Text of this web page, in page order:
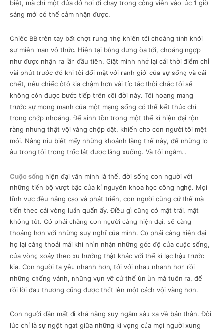
biệt, mà chỉ một đứa dở hơi đi chạy trong công viên vào lúc 1 giờ
sáng mới có thể cảm nhận được.
Chiếc BB trên tay bất chợt rung nhẹ khiến tôi choàng tỉnh khỏi
sự miên man vô thức. Hiện tại bỗng dưng òa tới, choáng ngợp
như được nhận ra lần đầu tiên. Giật mình nhớ lại cái thời điểm chỉ
vài phút trước đó khi tôi đối mặt với ranh giới của sự sống và cái
chết, nếu chiếc ôtô kia chậm hơn vài tíc tắc thôi chắc tôi sẽ
không còn được bước tiếp trên cõi đời này. Tôi hoang mang
trước sự mong manh của một mạng sống có thể kết thúc chỉ
trong chớp nhoáng. Để sinh tồn trong một thế kỉ hiện đại rộn
ràng nhưng thật vội vàng chộp dật, khiến cho con người tôi mệt
mỏi. Nâng niu biết mấy những khoảnh lặng thế này, để những lo
âu trong tôi trong trốc lát được lắng xuống. Và tôi ngẫm…
Cuộc sống hiện đại văn minh là thế, đời sống con người với
những tiến bộ vượt bậc của kỉ nguyên khoa học công nghệ. Mọi
lĩnh vực đều nâng cao và phát triển, con người cũng cứ thế mà
tiến theo cái vòng luẩn quẩn ấy. Điều gì cũng có mặt trái, mặt
không tốt. Có phải chăng con người càng hiện đại, sẽ càng
thoáng hơn với những suy nghĩ của mình. Có phải càng hiện đại
họ lại càng thoải mái khi nhìn nhận những góc độ của cuộc sống,
của vòng xoáy theo xu hướng thật khác với thế kỉ lạc hậu trước
kia. Con người ta yêu nhanh hơn, tới với nhau nhanh hơn rồi
những chống vánh, những vụn vỡ cứ thế ùn ùn mà tuôn ra, để
rồi lời đau thương cũng được thốt lên một cách vội vàng hơn.
Con người dần mất đi khả năng suy ngẫm sâu xa về bản thân. Đôi
lúc chỉ là sự ngột ngạt giữa những kì vọng của mọi người xung